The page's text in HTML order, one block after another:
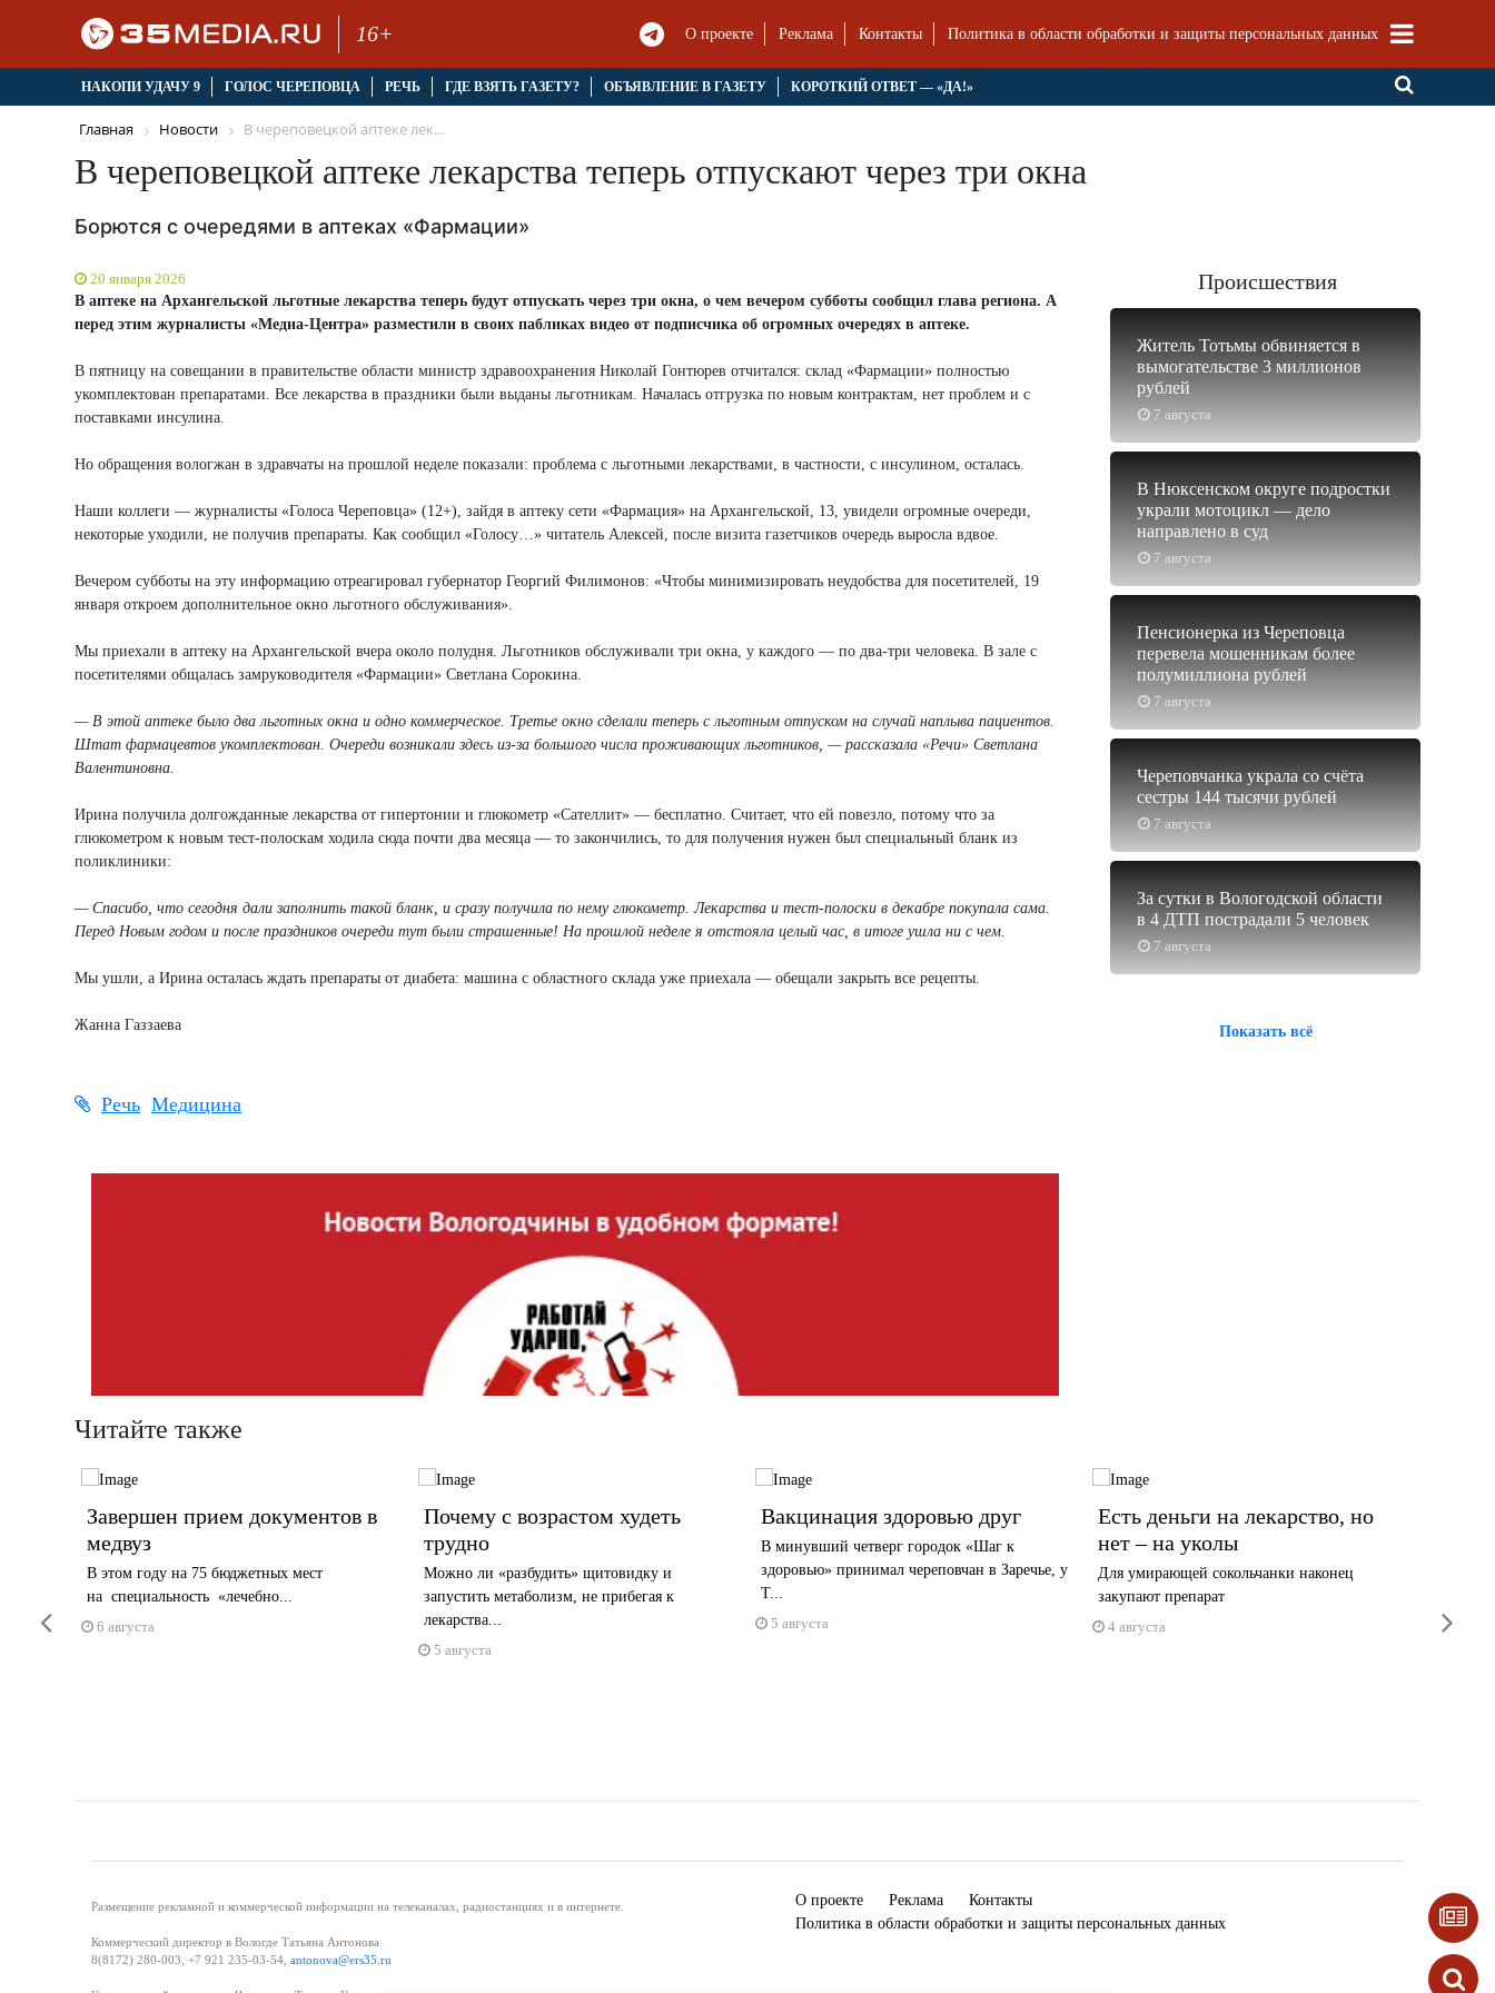
16+ О проекте Реклама Контакты Политика в области обработки и защиты персональных данных
НАКОПИ УДАЧУ 9 ГОЛОС ЧЕРЕПОВЦА РЕЧЬ ГДЕ ВЗЯТЬ ГАЗЕТУ? ОБЪЯВЛЕНИЕ В ГАЗЕТУ КОРОТКИЙ ОТВЕТ — «ДА!»
Главная Новости В череповецкой аптеке лек...
В череповецкой аптеке лекарства теперь отпускают через три окна
Борются с очередями в аптеках «Фармации»
20 января 2026
В аптеке на Архангельской льготные лекарства теперь будут отпускать через три окна, о чем вечером субботы сообщил глава региона. А
перед этим журналисты «Медиа-Центра» разместили в своих пабликах видео от подписчика об огромных очередях в аптеке.
В пятницу на совещании в правительстве области министр здравоохранения Николай Гонтюрев отчитался: склад «Фармации» полностью
укомплектован препаратами. Все лекарства в праздники были выданы льготникам. Началась отгрузка по новым контрактам, нет проблем и с
поставками инсулина.
Но обращения вологжан в здравчаты на прошлой неделе показали: проблема с льготными лекарствами, в частности, с инсулином, осталась.
Наши коллеги — журналисты «Голоса Череповца» (12+), зайдя в аптеку сети «Фармация» на Архангельской, 13, увидели огромные очереди,
некоторые уходили, не получив препараты. Как сообщил «Голосу…» читатель Алексей, после визита газетчиков очередь выросла вдвое.
Вечером субботы на эту информацию отреагировал губернатор Георгий Филимонов: «Чтобы минимизировать неудобства для посетителей, 19
января откроем дополнительное окно льготного обслуживания».
Мы приехали в аптеку на Архангельской вчера около полудня. Льготников обслуживали три окна, у каждого — по два-три человека. В зале с
посетителями общалась замруководителя «Фармации» Светлана Сорокина.
— В этой аптеке было два льготных окна и одно коммерческое. Третье окно сделали теперь с льготным отпуском на случай наплыва пациентов.
Штат фармацевтов укомплектован. Очереди возникали здесь из-за большого числа проживающих льготников, — рассказала «Речи» Светлана
Валентиновна.
Ирина получила долгожданные лекарства от гипертонии и глюкометр «Сателлит» — бесплатно. Считает, что ей повезло, потому что за
глюкометром к новым тест-полоскам ходила сюда почти два месяца — то закончились, то для получения нужен был специальный бланк из
поликлиники:
— Спасибо, что сегодня дали заполнить такой бланк, и сразу получила по нему глюкометр. Лекарства и тест-полоски в декабре покупала сама.
Перед Новым годом и после праздников очереди тут были страшенные! На прошлой неделе я отстояла целый час, в итоге ушла ни с чем.
Мы ушли, а Ирина осталась ждать препараты от диабета: машина с областного склада уже приехала — обещали закрыть все рецепты.
Жанна Газзаева
Речь Медицина
Происшествия
7 августа
Житель Тотьмы обвиняется в
вымогательстве 3 миллионов
рублей
7 августа
В Нюксенском округе подростки
украли мотоцикл — дело
направлено в суд
7 августа
Пенсионерка из Череповца
перевела мошенникам более
полумиллиона рублей
7 августа
Череповчанка украла со счёта
сестры 144 тысячи рублей
7 августа
За сутки в Вологодской области
в 4 ДТП пострадали 5 человек
Показать всё
Читайте также
Завершен прием документов в
медвуз
В этом году на 75 бюджетных мест
на специальность «лечебно...
6 августа
Почему с возрастом худеть
трудно
Можно ли «разбудить» щитовидку и
запустить метаболизм, не прибегая к
лекарства...
5 августа
Вакцинация здоровью друг
В минувший четверг городок «Шаг к
здоровью» принимал череповчан в Заречье, у
Т...
5 августа
Есть деньги на лекарство, но
нет – на уколы
Для умирающей сокольчанки наконец
закупают препарат
4 августа
тысяча
Размещение рекламной и коммерческой информации на телеканалах, радиостанциях и в интернете.
Коммерческий директор в Вологде Татьяна Антонова
8(8172) 280-003, +7 921 235-03-54, antonova@ers35.ru
О проекте Реклама
Контакты
Политика в области обработки и защиты персональных данных